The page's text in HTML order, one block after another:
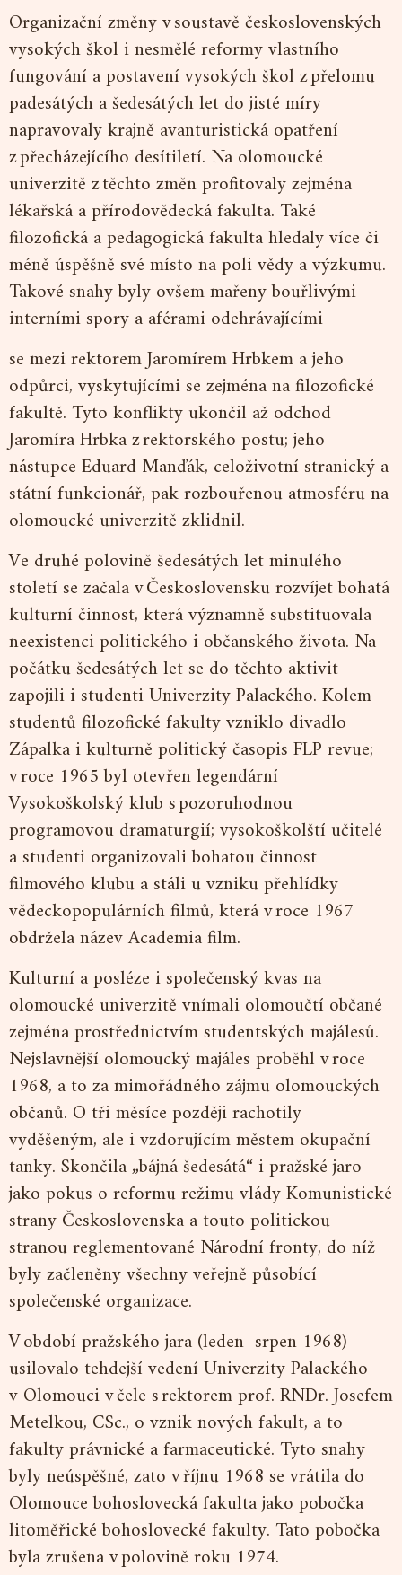
Organizační změny v soustavě československých
vysokých škol i nesmělé reformy vlastního
fungování a postavení vysokých škol z přelomu
padesátých a šedesátých let do jisté míry
napravovaly krajně avanturistická opatření
z přecházejícího desítiletí. Na olomoucké
univerzitě z těchto změn profitovaly zejména
lékařská a přírodovědecká fakulta. Také
filozofická a pedagogická fakulta hledaly více či
méně úspěšně své místo na poli vědy a výzkumu.
Takové snahy byly ovšem mařeny bouřlivými
interními spory a aférami odehrávajícími
se mezi rektorem Jaromírem Hrbkem a jeho
odpůrci, vyskytujícími se zejména na filozofické
fakultě. Tyto konflikty ukončil až odchod
Jaromíra Hrbka z rektorského postu; jeho
nástupce Eduard Manďák, celoživotní stranický a
státní funkcionář, pak rozbouřenou atmosféru na
olomoucké univerzitě zklidnil.
Ve druhé polovině šedesátých let minulého
století se začala v Československu rozvíjet bohatá
kulturní činnost, která významně substituovala
neexistenci politického i občanského života. Na
počátku šedesátých let se do těchto aktivit
zapojili i studenti Univerzity Palackého. Kolem
studentů filozofické fakulty vzniklo divadlo
Zápalka i kulturně politický časopis FLP revue;
v roce 1965 byl otevřen legendární
Vysokoškolský klub s pozoruhodnou
programovou dramaturgií; vysokoškolští učitelé
a studenti organizovali bohatou činnost
filmového klubu a stáli u vzniku přehlídky
vědeckopopulárních filmů, která v roce 1967
obdržela název Academia film.
Kulturní a posléze i společenský kvas na
olomoucké univerzitě vnímali olomoučtí občané
zejména prostřednictvím studentských majálesů.
Nejslavnější olomoucký majáles proběhl v roce
1968, a to za mimořádného zájmu olomouckých
občanů. O tři měsíce později rachotily
vyděšeným, ale i vzdorujícím městem okupační
tanky. Skončila „bájná šedesátá“ i pražské jaro
jako pokus o reformu režimu vlády Komunistické
strany Československa a touto politickou
stranou reglementované Národní fronty, do níž
byly začleněny všechny veřejně působící
společenské organizace.
V období pražského jara (leden–srpen 1968)
usilovalo tehdejší vedení Univerzity Palackého
v Olomouci v čele s rektorem prof. RNDr. Josefem
Metelkou, CSc., o vznik nových fakult, a to
fakulty právnické a farmaceutické. Tyto snahy
byly neúspěšné, zato v říjnu 1968 se vrátila do
Olomouce bohoslovecká fakulta jako pobočka
litoměřické bohoslovecké fakulty. Tato pobočka
byla zrušena v polovině roku 1974.